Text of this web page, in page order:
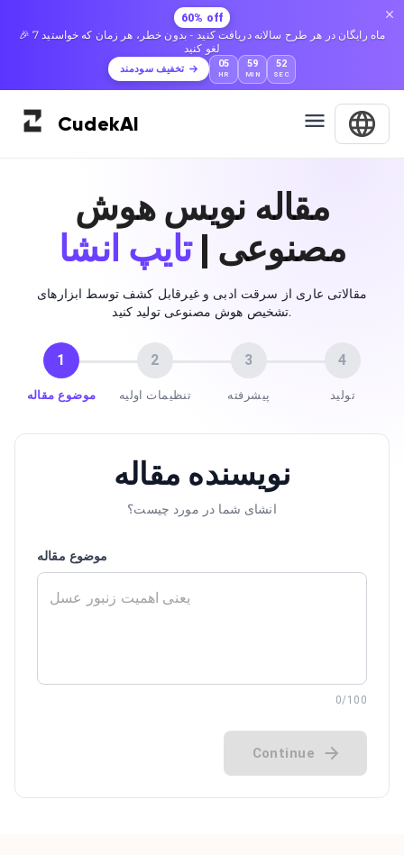
60% off
🎉 7 ماه رایگان در هر طرح سالانه دریافت کنید - بدون خطر، هر زمان که خواستید
لغو کنید
تخفیف سودمند 05
HR
59
MIN
51
SEC
CudekAI
مقاله نویس هوش
مصنوعی | تایپ انشا
مقالاتی عاری از سرقت ادبی و غیرقابل کشف توسط ابزارهای
تشخیص هوش مصنوعی تولید کنید.
1
موضوع مقاله
2
تنظیمات اولیه
3
پیشرفته
4
تولید
نویسنده مقاله
انشای شما در مورد چیست؟
موضوع مقاله
0/100
Continue